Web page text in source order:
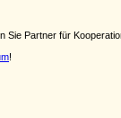
Sie Partner für
!